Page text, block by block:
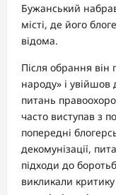
Бужанський
місті, де його
відома.
Після обрання він
народу» і увійшов
питань
часто виступав з
попередні
декомунізації,
підходи до
викликали